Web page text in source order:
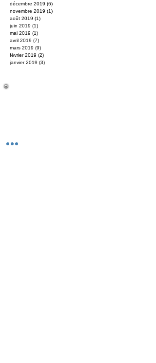
décembre 2019 (6)
novembre 2019 (1)
août 2019 (1)
juin 2019 (1)
mai 2019 (1)
avril 2019 (7)
mars 2019 (9)
février 2019 (2)
janvier 2019 (3)